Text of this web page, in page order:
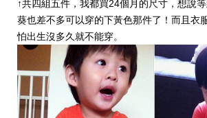
↑共四組五件，我都買24個月的尺寸，想說
葵也差不多可以穿的下黃色那件了！而且衣
怕出生沒多久就不能穿。